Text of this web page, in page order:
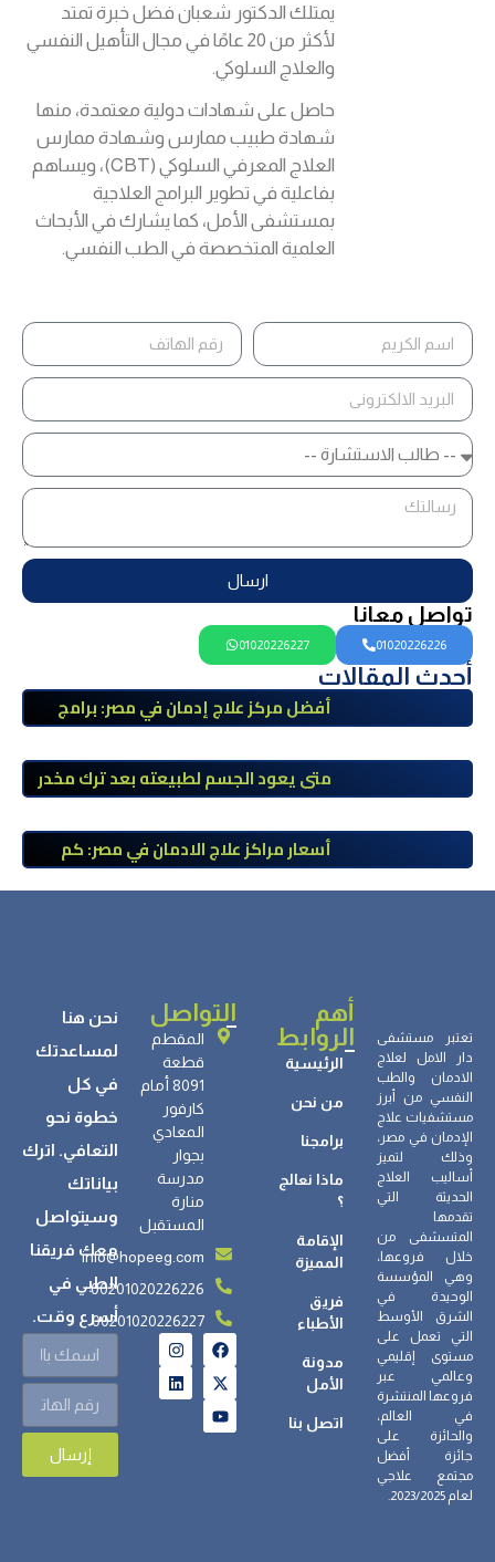
يمتلك الدكتور شعبان فضل خبرة تمتد
لأكثر من 20 عامًا في مجال التأهيل النفسي
والعلاج السلوكي.
حاصل على شهادات دولية معتمدة، منها
شهادة طبيب ممارس وشهادة ممارس
العلاج المعرفي السلوكي (CBT)، ويساهم
بفاعلية في تطوير البرامج العلاجية
بمستشفى الأمل، كما يشارك في الأبحاث
العلمية المتخصصة في الطب النفسي.
ارسال
تواصل معانا
01020226226
01020226227
أحدث المقالات
أفضل مركز علاج إدمان في مصر: برامج
طبي
متى يعود الجسم لطبيعته بعد ترك مخدر
أسعار مراكز علاج الادمان في مصر: كم
تبلغ التكلفة وما الذي يشمله سعر
تعتبر مستشفى
دار الامل لعلاج
الادمان والطب
النفسي من أبرز
مستشفيات علاج
الإدمان في مصر،
وذلك لتميز
أساليب العلاج
الحديثة التي
تقدمها
المتسشفى من
خلال فروعها،
وهي المؤسسة
الوحيدة في
الشرق الأوسط
التي تعمل على
مستوى إقليمي
وعالمي عبر
فروعها المنتشرة
في العالم،
والحائزة على
جائزة أفضل
مجتمع علاجي
لعام 2023/2025.
أهم
الروابط
الرئيسية
من نحن
برامجنا
ماذا نعالج
؟
الإقامة
المميزة
فريق
الأطباء
مدونة
الأمل
اتصل بنا
التواصل
المقطم
قطعة
8091 أمام
كارفور
المعادي
بجوار
مدرسة
منارة
المستقبل
info@hopeeg.com
00201020226226
00201020226227
نحن هنا
لمساعدتك
في كل
خطوة نحو
التعافي. اترك
بياناتك
وسيتواصل
معك فريقنا
الطبي في
أسرع وقت.
إرسال